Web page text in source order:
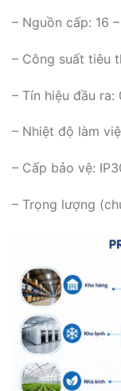
– Nguồn cấp: 16
– Công suất tiêu
– Tín hiệu đầu ra:
– Nhiệt độ làm
– Cấp bảo vệ:
– Trọng lượng